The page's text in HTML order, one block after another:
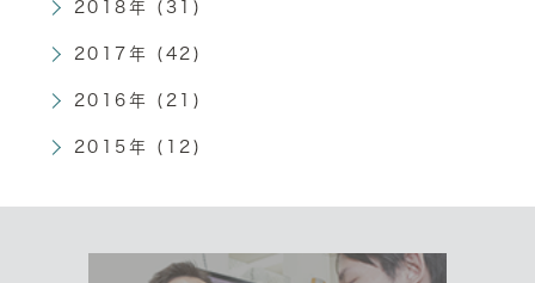
2018年 (31)
2017年 (42)
2016年 (21)
2015年 (12)